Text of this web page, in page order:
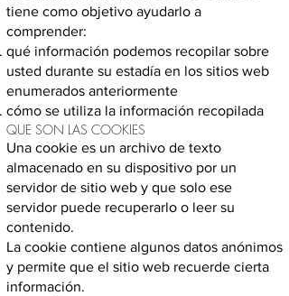
tiene como objetivo ayudarlo a
comprender:
qué información podemos recopilar sobre
usted durante su estadía en los sitios web
enumerados anteriormente
cómo se utiliza la información recopilada
QUE SON LAS COOKIES
Una cookie es un archivo de texto
almacenado en su dispositivo por un
servidor de sitio web y que solo ese
servidor puede recuperarlo o leer su
contenido.
La cookie contiene algunos datos anónimos
y permite que el sitio web recuerde cierta
información.